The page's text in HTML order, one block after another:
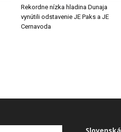
Rekordne nízka hladina Dunaja
vynútili odstavenie JE Paks a JE
Cernavoda